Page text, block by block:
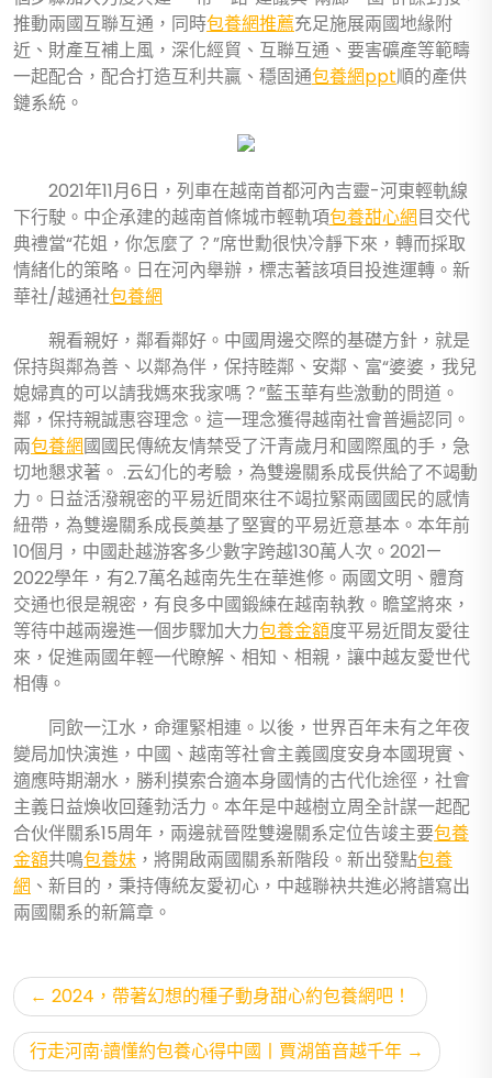
推動兩國互聯互通，同時包養網推薦充足施展兩國地緣附
近、財產互補上風，深化經貿、互聯互通、要害礦產等範疇
一起配合，配合打造互利共贏、穩固通包養網ppt順的產供
鏈系統。
2021年11月6日，列車在越南首都河內吉靈-河東輕軌線
下行駛。中企承建的越南首條城市輕軌項包養甜心網目交代
典禮當“花姐，你怎麼了？”席世勳很快冷靜下來，轉而採取
情緒化的策略。日在河內舉辦，標志著該項目投進運轉。新
華社/越通社包養網
親看親好，鄰看鄰好。中國周邊交際的基礎方針，就是
保持與鄰為善、以鄰為伴，保持睦鄰、安鄰、富“婆婆，我兒
媳婦真的可以請我媽來我家嗎？”藍玉華有些激動的問道。
鄰，保持親誠惠容理念。這一理念獲得越南社會普遍認同。
兩包養網國國民傳統友情禁受了汗青歲月和國際風的手，急
切地懇求著。 .云幻化的考驗，為雙邊關系成長供給了不竭動
力。日益活潑親密的平易近間來往不竭拉緊兩國國民的感情
紐帶，為雙邊關系成長奠基了堅實的平易近意基本。本年前
10個月，中國赴越游客多少數字跨越130萬人次。2021—
2022學年，有2.7萬名越南先生在華進修。兩國文明、體育
交通也很是親密，有良多中國鍛練在越南執教。瞻望將來，
等待中越兩邊進一個步驟加大力包養金額度平易近間友愛往
來，促進兩國年輕一代瞭解、相知、相親，讓中越友愛世代
相傳。
同飲一江水，命運緊相連。以後，世界百年未有之年夜
變局加快演進，中國、越南等社會主義國度安身本國現實、
適應時期潮水，勝利摸索合適本身國情的古代化途徑，社會
主義日益煥收回蓬勃活力。本年是中越樹立周全計謀一起配
合伙伴關系15周年，兩邊就晉陞雙邊關系定位告竣主要包養
金額共鳴包養妹 ，將開啟兩國關系新階段。新出發點包養
網 、新目的，秉持傳統友愛初心，中越聯袂共進必將譜寫出
兩國關系的新篇章。
文
章
導
2024，帶著幻想的種子動身甜心約包養網吧！
行走河南·讀懂約包養心得中國丨賈湖笛音越千年